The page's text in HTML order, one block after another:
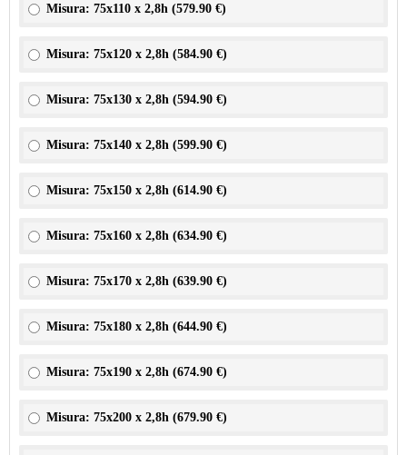
Misura: 75x110 x 2,8h (579.90 €)
Misura: 75x120 x 2,8h (584.90 €)
Misura: 75x130 x 2,8h (594.90 €)
Misura: 75x140 x 2,8h (599.90 €)
Misura: 75x150 x 2,8h (614.90 €)
Misura: 75x160 x 2,8h (634.90 €)
Misura: 75x170 x 2,8h (639.90 €)
Misura: 75x180 x 2,8h (644.90 €)
Misura: 75x190 x 2,8h (674.90 €)
Misura: 75x200 x 2,8h (679.90 €)